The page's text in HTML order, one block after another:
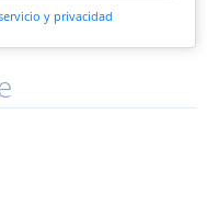
y privacidad